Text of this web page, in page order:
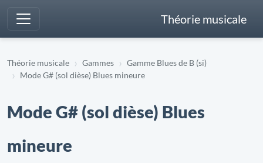
Théorie musicale
Théorie musicale Gammes
Gamme Blues de B (si)
Mode G# (sol dièse) Blues mineure
Mode G# (sol dièse) Blues
mineure